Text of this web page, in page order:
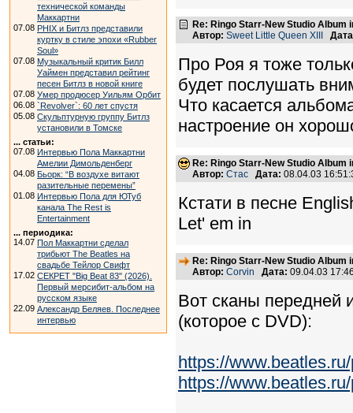
технической команды
Маккартни
07.08 PHIX и Битлз представили
куртку в стиле эпохи «Rubber
Soul»
07.08 Музыкальный критик Билл
Уаймен представил рейтинг
песен Битлз в новой книге
07.08 Умер продюсер Уильям Орбит
06.08 `Revolver`: 60 лет спустя
05.08 Скульптурную группу Битлз
установили в Томске
... статьи:
07.08 Интервью Пола Маккартни
Амелии Димольденберг
04.08 Бьорк: “В воздухе витают
разительные перемены”
01.08 Интервью Пола для ЮТуб
канала The Rest is
Entertainment
... периодика:
14.07 Пол Маккартни сделал
трибьют The Beatles на
свадьбе Тейлор Свифт
17.02 СЕКРЕТ "Big Beat 83" (2026).
Первый мерсибит-альбом на
русском языке
22.09 Александр Беляев. Последнее
интервью
Re: Ringo Starr-New Studio Album
Автор: Sweet Little Queen XIII
Про Роя я тоже
будет послушать
Что касается
настроение он
Re: Ringo Starr-New Studio Album
Автор: Стас Дата: 08.04.03
Кстати в песне
Let' em in
Re: Ringo Starr-New Studio Album
Автор: Corvin Дата: 09.04.03
Вот сканы передней
(которое с DVD):
https://
https://